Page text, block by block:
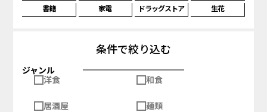
書籍
家電 ドラッグストア 生花
条件で絞り込む
ジャンル
洋食
和食
居酒屋 麺類